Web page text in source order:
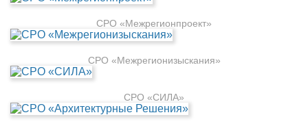
СРО «Межрегионпроект»
СРО «Межрегионизыскания»
СРО «СИЛА»